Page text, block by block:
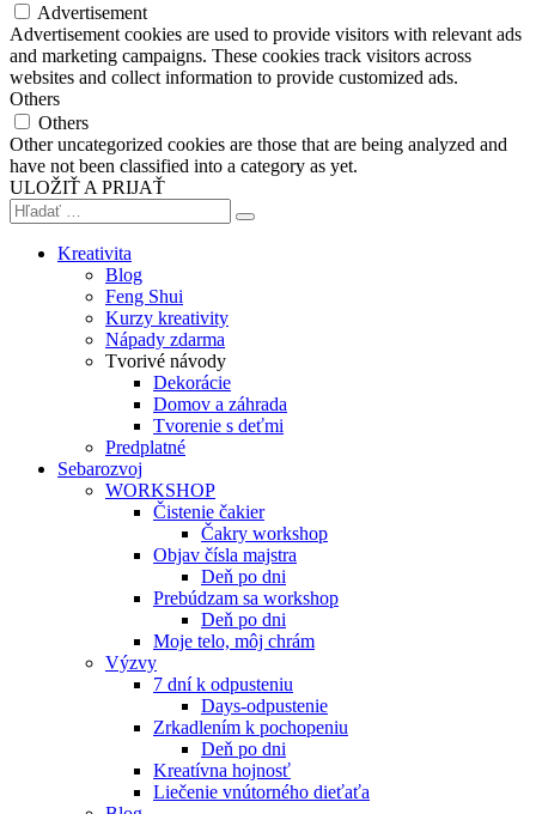
Advertisement
Advertisement cookies are used to provide visitors with relevant ads
and marketing campaigns. These cookies track visitors across
websites and collect information to provide customized ads.
Others
Others
Other uncategorized cookies are those that are being analyzed and
have not been classified into a category as yet.
ULOŽIŤ A PRIJAŤ
Kreativita
Blog
Feng Shui
Kurzy kreativity
Nápady zdarma
Tvorivé návody
Dekorácie
Domov a záhrada
Tvorenie s deťmi
Predplatné
Sebarozvoj
WORKSHOP
Čistenie čakier
Čakry workshop
Objav čísla majstra
Deň po dni
Prebúdzam sa workshop
Deň po dni
Moje telo, môj chrám
Výzvy
7 dní k odpusteniu
Days-odpustenie
Zrkadlením k pochopeniu
Deň po dni
Kreatívna hojnosť
Liečenie vnútorného dieťaťa